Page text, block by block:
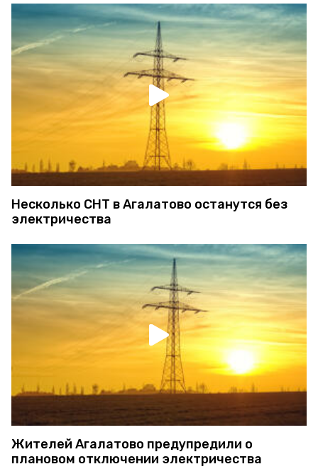
Несколько СНТ в Агалатово останутся без
электричества
Жителей Агалатово предупредили о
плановом отключении электричества